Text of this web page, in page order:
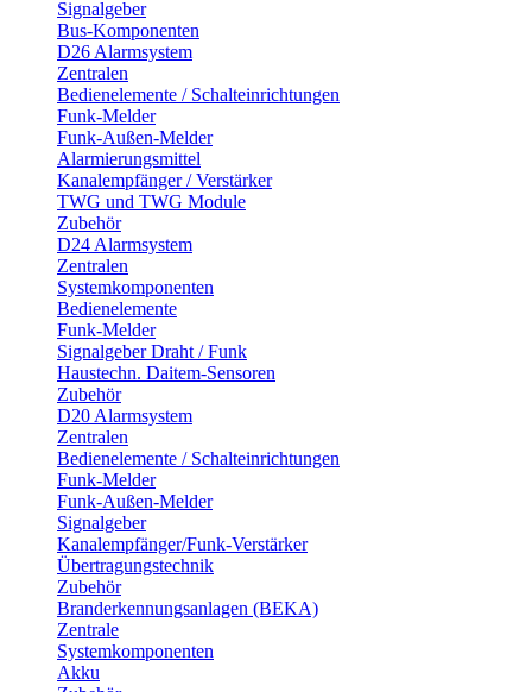
Signalgeber
Bus-Komponenten
D26 Alarmsystem
Zentralen
Bedienelemente / Schalteinrichtungen
Funk-Melder
Funk-Außen-Melder
Alarmierungsmittel
Kanalempfänger / Verstärker
TWG und TWG Module
Zubehör
D24 Alarmsystem
Zentralen
Systemkomponenten
Bedienelemente
Funk-Melder
Signalgeber Draht / Funk
Haustechn. Daitem-Sensoren
Zubehör
D20 Alarmsystem
Zentralen
Bedienelemente / Schalteinrichtungen
Funk-Melder
Funk-Außen-Melder
Signalgeber
Kanalempfänger/Funk-Verstärker
Übertragungstechnik
Zubehör
Branderkennungsanlagen (BEKA)
Zentrale
Systemkomponenten
Akku